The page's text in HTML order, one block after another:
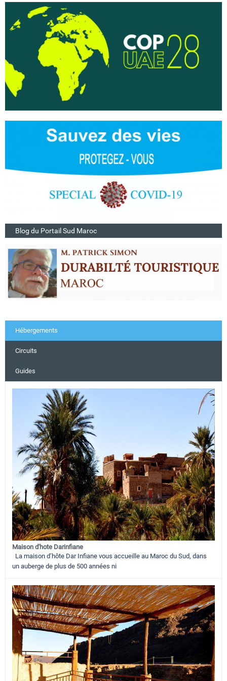
Blog du Portail Sud Maroc
Hébergements
Circuits
Guides
Maison d'hote Darinfiane
La maison d’hôte Dar Infiane vous accueille au Maroc du Sud, dans
un auberge de plus de 500 années ni